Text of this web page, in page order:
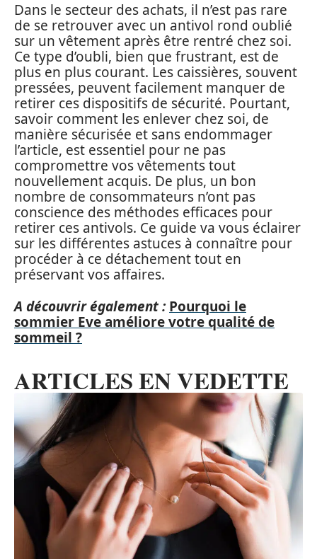
Dans le secteur des achats, il n’est pas rare
de se retrouver avec un antivol rond oublié
sur un vêtement après être rentré chez soi.
Ce type d’oubli, bien que frustrant, est de
plus en plus courant. Les caissières, souvent
pressées, peuvent facilement manquer de
retirer ces dispositifs de sécurité. Pourtant,
savoir comment les enlever chez soi, de
manière sécurisée et sans endommager
l’article, est essentiel pour ne pas
compromettre vos vêtements tout
nouvellement acquis. De plus, un bon
nombre de consommateurs n’ont pas
conscience des méthodes efficaces pour
retirer ces antivols. Ce guide va vous éclairer
sur les différentes astuces à connaître pour
procéder à ce détachement tout en
préservant vos affaires.
A découvrir également : Pourquoi le
sommier Eve améliore votre qualité de
sommeil ?
ARTICLES EN VEDETTE